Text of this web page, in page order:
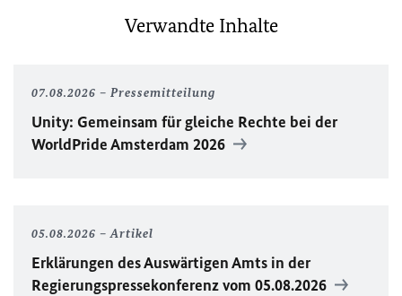
Verwandte Inhalte
07.08.2026 Pressemitteilung
Unity: Gemeinsam für gleiche Rechte bei der
WorldPrideAmsterdam 2026
05.08.2026 Artikel
Erklärungen des Auswärtigen Amts in der
Regierungspressekonferenz vom 05.08.2026